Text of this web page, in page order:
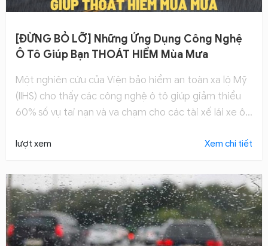
[ĐỪNG BỎ LỠ] Những Ứng Dụng Công Nghệ
Ô Tô Giúp Bạn THOÁT HIỂM Mùa Mưa
Một nghiên cứu của Viện bảo hiểm an toàn xa lộ Mỹ
(IIHS) cho thấy các công nghệ ô tô giúp giảm thiểu
60% số vụ tai nạn và va chạm cho các tài xế lái xe ô
lượt xem Xem chi tiết